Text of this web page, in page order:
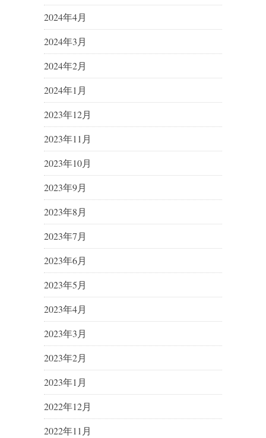
2024年4月
2024年3月
2024年2月
2024年1月
2023年12月
2023年11月
2023年10月
2023年9月
2023年8月
2023年7月
2023年6月
2023年5月
2023年4月
2023年3月
2023年2月
2023年1月
2022年12月
2022年11月